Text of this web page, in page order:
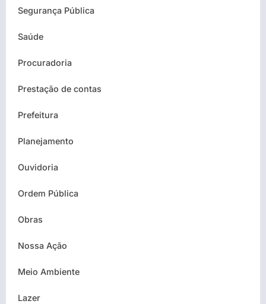
Segurança Pública
Saúde
Procuradoria
Prestação de contas
Prefeitura
Planejamento
Ouvidoria
Ordem Pública
Obras
Nossa Ação
Meio Ambiente
Lazer